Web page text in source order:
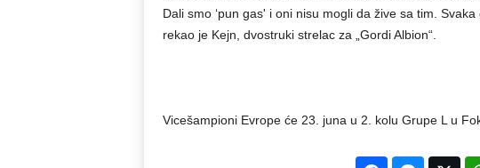
Dali smo ‘pun gas' i oni nisu mogli da žive sa tim.
rekao je Kejn, dvostruki strelac za „Gordi Albion“.
Vicešampioni Evrope će 23. juna u 2. kolu Grupe L u